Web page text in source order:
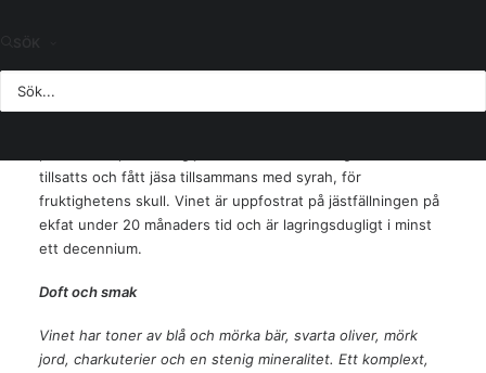
tillsatts och fått jäsa tillsammans med syrah, för
fruktighetens skull. Vinet är uppfostrat på jästfällningen på
ekfat under 20 månaders tid och är lagringsdugligt i minst
ett decennium.
Doft och smak
Vinet har toner av blå och mörka bär, svarta oliver, mörk
jord, charkuterier och en stenig mineralitet. Ett komplext,